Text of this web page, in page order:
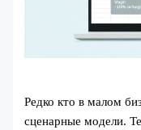
Редко кто в малом
сценарные модели.